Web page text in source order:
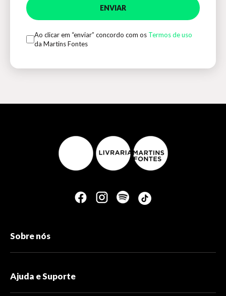
ENVIAR
Ao clicar em “enviar” concordo com os Termos de uso
da Martins Fontes
Sobre nós
Ajuda e Suporte